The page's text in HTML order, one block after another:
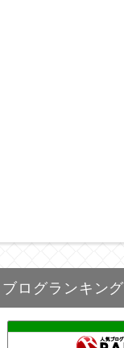
ブログランキング